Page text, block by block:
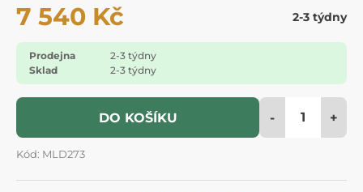
7 540 Kč 2-3 týdny
Prodejna
2-3 týdny
Sklad
2-3 týdny
DO KOŠÍKU - +
Kód: MLD273